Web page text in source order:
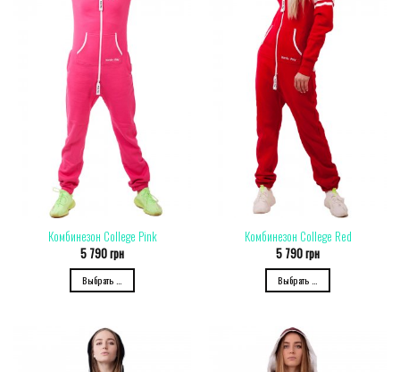
Комбинезон College Pink
5 790грн
Выбрать ...
Комбинезон College Red
5 790грн
Выбрать ...